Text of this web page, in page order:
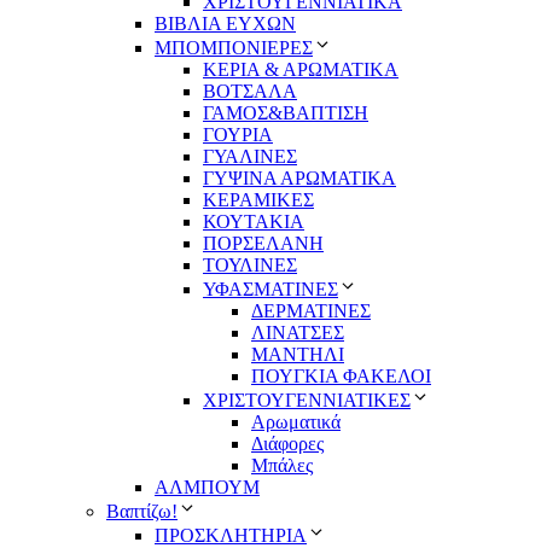
ΒΙΒΛΙΑ ΕΥΧΩΝ
ΜΠΟΜΠΟΝΙΕΡΕΣ
ΚΕΡΙΑ & ΑΡΩΜΑΤΙΚΑ
ΒΟΤΣΑΛΑ
ΓΑΜΟΣ&ΒΑΠΤΙΣΗ
ΓΟΥΡΙΑ
ΓΥΑΛΙΝΕΣ
ΓΥΨΙΝΑ ΑΡΩΜΑΤΙΚΑ
ΚΕΡΑΜΙΚΕΣ
ΚΟΥΤΑΚΙΑ
ΠΟΡΣΕΛΑΝΗ
ΤΟΥΛΙΝΕΣ
ΥΦΑΣΜΑΤΙΝΕΣ
ΔΕΡΜΑΤΙΝΕΣ
ΛΙΝΑΤΣΕΣ
ΜΑΝΤΗΛΙ
ΠΟΥΓΚΙΑ ΦΑΚΕΛΟΙ
ΧΡΙΣΤΟΥΓΕΝΝΙΑΤΙΚΕΣ
Αρωματικά
Διάφορες
Μπάλες
ΑΛΜΠΟΥΜ
Βαπτίζω!
ΠΡΟΣΚΛΗΤΗΡΙΑ